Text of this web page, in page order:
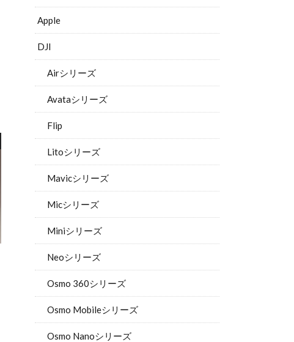
Apple
DJI
Airシリーズ
Avataシリーズ
Flip
Litoシリーズ
Mavicシリーズ
Micシリーズ
Miniシリーズ
Neoシリーズ
Osmo 360シリーズ
Osmo Mobileシリーズ
Osmo Nanoシリーズ